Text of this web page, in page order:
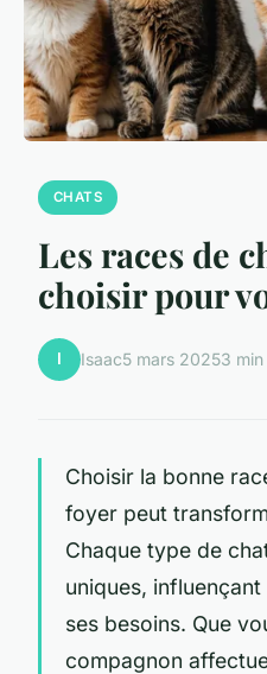
CHATS
Les races de
choisir pour
I Isaac5 mars 20253
Choisir la bonne
foyer peut
Chaque type de
uniques,
ses besoins. Que
compagnon